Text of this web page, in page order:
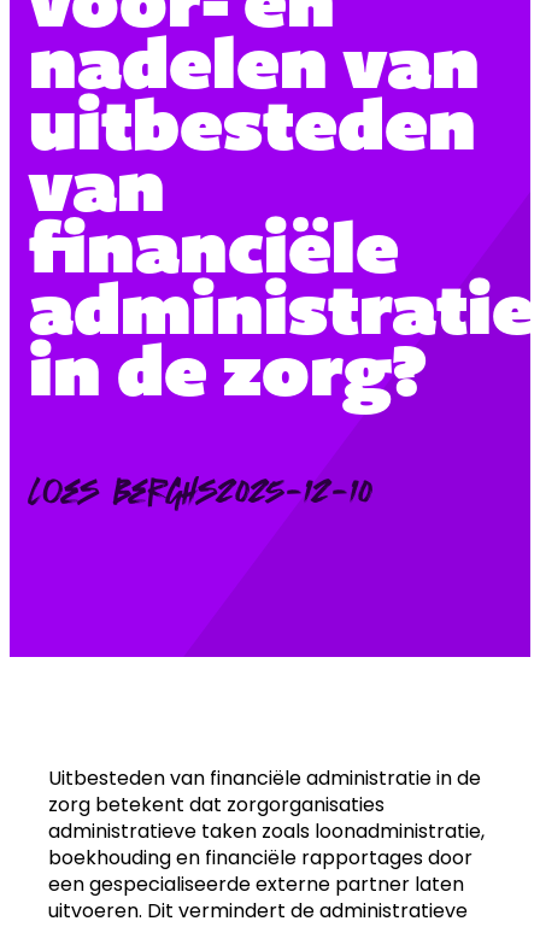
nadelen van
uitbesteden
van
financiële
administratie
in de zorg?
Posted
Loes Berghs2025-12-10
Uitbesteden van financiële administratie in de
zorg betekent dat zorgorganisaties
administratieve taken zoals loonadministratie,
boekhouding en financiële rapportages door
een gespecialiseerde externe partner laten
uitvoeren. Dit vermindert de administratieve